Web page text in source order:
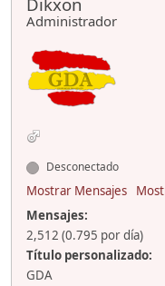
Administrador
Desconectado
Mostrar Mensajes
Mensajes:
2,512 (0.795 por día)
Título personalizado:
GDA